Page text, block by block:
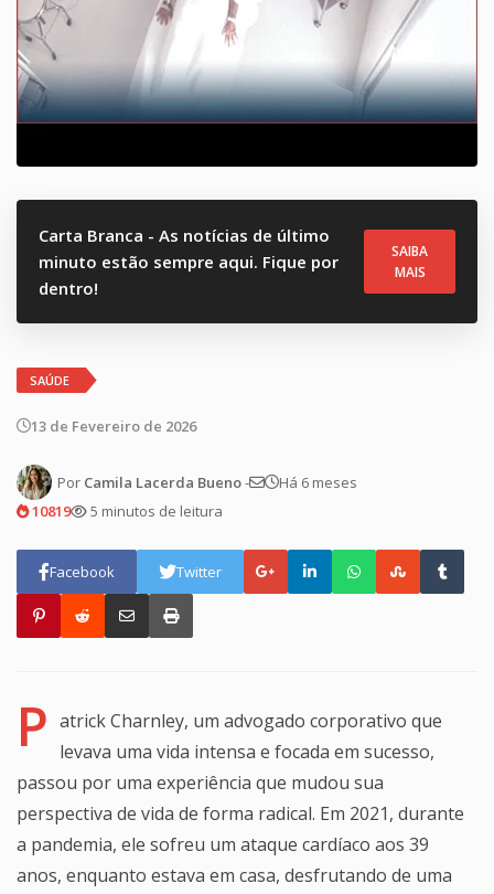
Carta Branca - As notícias de último
minuto estão sempre aqui. Fique por
dentro!
SAIBA
MAIS
SAÚDE
13 de Fevereiro de 2026
Por Camila Lacerda Bueno-
Há 6 meses
10819
5 minutos de leitura
Facebook Twitter
P atrick Charnley, um advogado corporativo que
levava uma vida intensa e focada em sucesso,
passou por uma experiência que mudou sua
perspectiva de vida de forma radical. Em 2021, durante
a pandemia, ele sofreu um ataque cardíaco aos 39
anos, enquanto estava em casa, desfrutando de uma